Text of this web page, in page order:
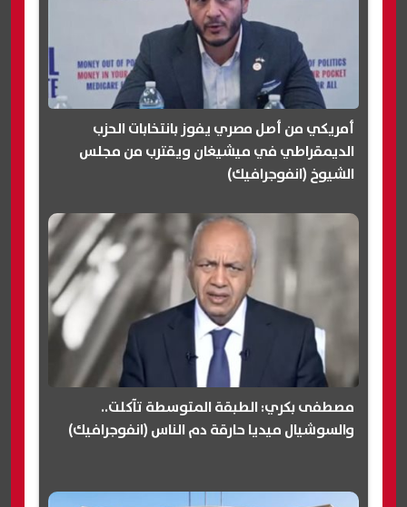
أمريكي من أصل مصري يفوز بانتخابات الحزب
الديمقراطي في ميشيغان ويقترب من مجلس
الشيوخ (انفوجرافيك)
مصطفى بكري: الطبقة المتوسطة تآكلت..
والسوشيال ميديا حارقة دم الناس (انفوجرافيك)